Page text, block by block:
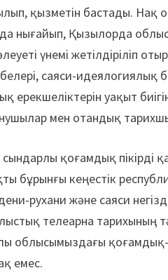
қызметін бастады. Нақ
нығайып, Қызылорда
үнемі жетілдіріліп
саяси-
уақыт
мен отандық
сындарлы қоғамдық пікірді
бұрынғы кеңестік
рухани және саяси
телеарна тарихының
облысымыздағы
емес.